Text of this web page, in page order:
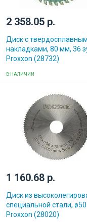
2 358.05 р.
Диск с
накладками, 80 мм, 36
Proxxon (28732)
В НАЛИЧИИ
1 160.68 р.
Диск из
специальной стали,
Proxxon (28020)